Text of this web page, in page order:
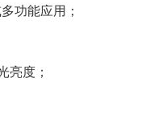
功能应用；
亮度；